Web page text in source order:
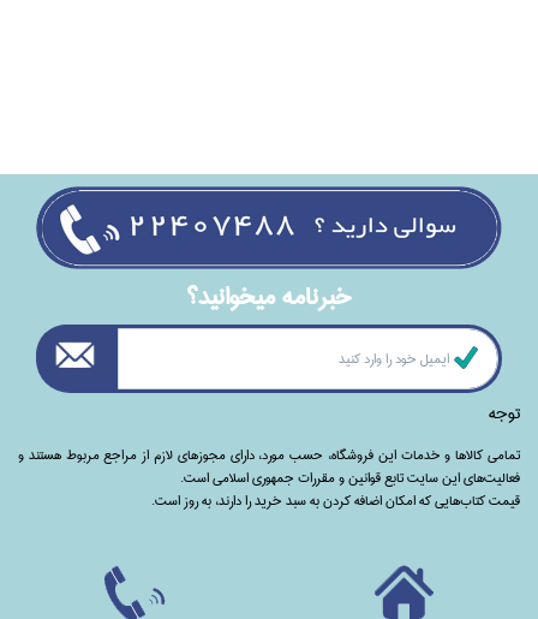
خبرنامه ميخوانيد؟
توجه
تمامی‌ کالاها و خدمات این فروشگاه، حسب مورد،‌ دارای مجوزهای لازم از مراجع مربوط هستند ‌و‌‌
فعالیت‌های این سایت تابع قوانین و مقررات جمهوری اسلامی است.
قیمت کتاب‌هایی که امکان اضافه کردن به سبد خرید را دارند،‌ به روز است.